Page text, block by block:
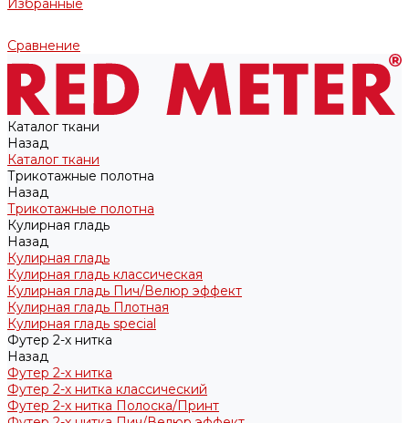
Избранные
Сравнение
Каталог ткани
Назад
Каталог ткани
Трикотажные полотна
Назад
Трикотажные полотна
Кулирная гладь
Назад
Кулирная гладь
Кулирная гладь классическая
Кулирная гладь Пич/Велюр эффект
Кулирная гладь Плотная
Кулирная гладь special
Футер 2-х нитка
Назад
Футер 2-х нитка
Футер 2-х нитка классический
Футер 2-х нитка Полоска/Принт